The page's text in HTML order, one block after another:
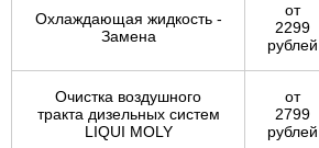
Охлаждающая жидкость -
Замена
от
2299
рублей
Очистка воздушного
тракта дизельных систем
LIQUI MOLY
от
2799
рублей